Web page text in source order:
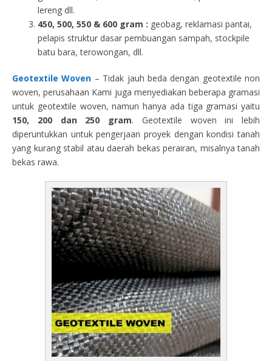
lereng dll.
450, 500, 550 & 600 gram : geobag, reklamasi pantai,
pelapis struktur dasar pembuangan sampah, stockpile
batu bara, terowongan, dll.
Geotextile Woven – Tidak jauh beda dengan geotextile non
woven, perusahaan Kami juga menyediakan beberapa gramasi
untuk geotextile woven, namun hanya ada tiga gramasi yaitu
150, 200 dan 250 gram. Geotextile woven ini lebih
diperuntukkan untuk pengerjaan proyek dengan kondisi tanah
yang kurang stabil atau daerah bekas perairan, misalnya tanah
bekas rawa.